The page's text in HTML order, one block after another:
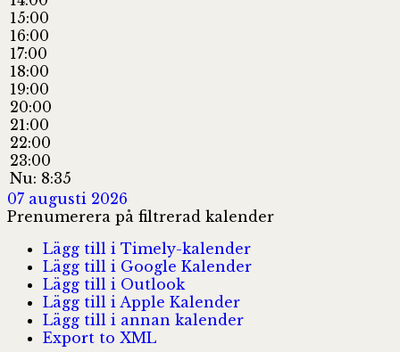
15:00
16:00
17:00
18:00
19:00
20:00
21:00
22:00
23:00
Nu: 8:35
07 augusti 2026
Prenumerera på filtrerad kalender
Lägg till i Timely-kalender
Lägg till i Google Kalender
Lägg till i Outlook
Lägg till i Apple Kalender
Lägg till i annan kalender
Export to XML